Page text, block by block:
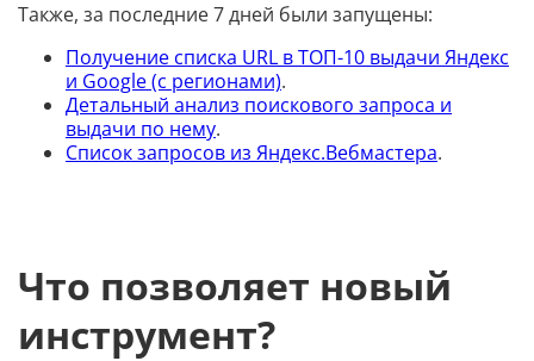
Также, за последние 7 дней были запущены:
Получение списка URL в ТОП-10 выдачи Яндекс
и Google (с регионами).
Детальный анализ поискового запроса и
выдачи по нему.
Список запросов из Яндекс.Вебмастера.
Что позволяет новый
инструмент?